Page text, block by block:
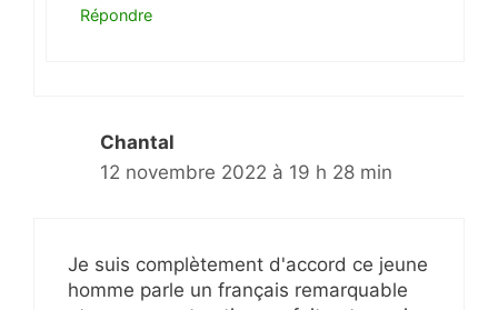
Répondre
Chantal
12 novembre 2022 à 19 h 28 min
Je suis complètement d'accord ce jeune
homme parle un français remarquable